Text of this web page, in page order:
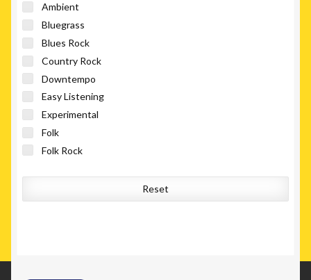
Ambient
Bluegrass
Blues Rock
Country Rock
Downtempo
Easy Listening
Experimental
Folk
Folk Rock
J-pop
Reset